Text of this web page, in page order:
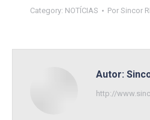
Category: NOTÍCIAS Por Sincor
Autor:
http://